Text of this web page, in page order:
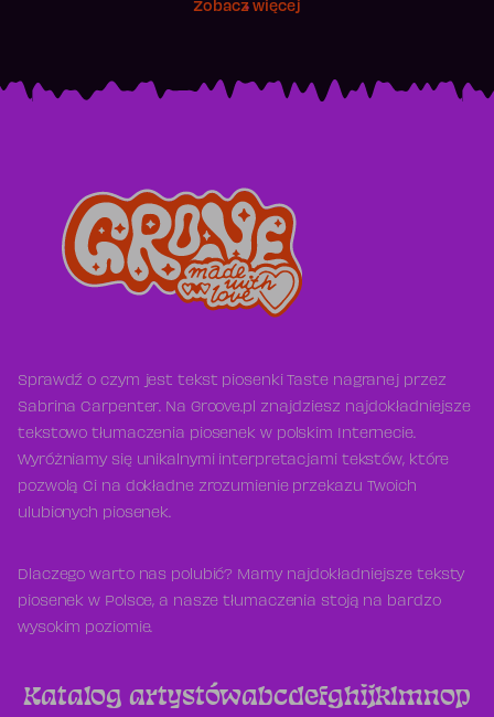
Zobacz więcej
Sprawdź o czym jest tekst piosenki Taste nagranej przez
Sabrina Carpenter. Na Groove.pl znajdziesz najdokładniejsze
tekstowo tłumaczenia piosenek w polskim Internecie.
Wyróżniamy się unikalnymi interpretacjami tekstów, które
pozwolą Ci na dokładne zrozumienie przekazu Twoich
ulubionych piosenek.
Dlaczego warto nas polubić? Mamy najdokładniejsze teksty
piosenek w Polsce, a nasze tłumaczenia stoją na bardzo
wysokim poziomie.
Katalog artystówabcdefghijklmnop